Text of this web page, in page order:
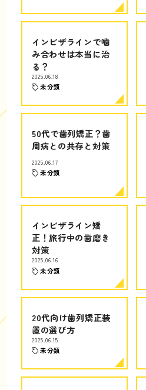
インビザラインで噛
み合わせは本当に治
る？
2025.06.18
未分類
50代で歯列矯正？歯
周病との共存と対策
2025.06.17
未分類
インビザライン矯
正！旅行中の歯磨き
対策
2025.06.16
未分類
20代向け歯列矯正装
置の選び方
2025.06.15
未分類